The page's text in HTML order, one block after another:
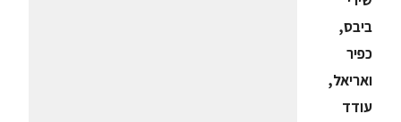
ביבס,
כפיר
ואריאל,
עודד